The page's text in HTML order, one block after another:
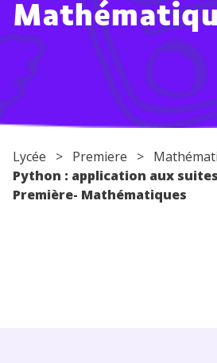
Conseils pour les parents
Lycée > Premiere >
Python : application aux
Première- Mathématiques